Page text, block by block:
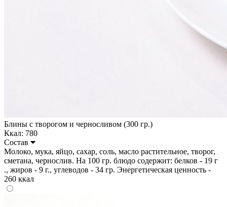
Блины с творогом и черносливом (300 гр.)
Ккал: 780
Состав
Молоко, мука, яйцо, сахар, соль, масло растительное, творог,
сметана, чернослив. На 100 гр. блюдо содержит: белков - 19 г
., жиров - 9 г., углеводов - 34 гр. Энергетическая ценность -
260 ккал